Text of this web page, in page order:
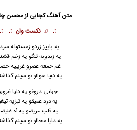
متن آهنگ کجایی ازمحسن
♫ ♫ نکست وان ♫ ♫
یه پاییز زردو زمستونه
یه زندونه تنگو یه زخم
غم جمعه عصرو غریبیه
یه دنیا سوالو تو سینم
جهانی دروغو یه دنیا
یه درد عمیقو یه تیزیه
یه قلب مریضو یه آه
یه دنیا محالو تو سینم